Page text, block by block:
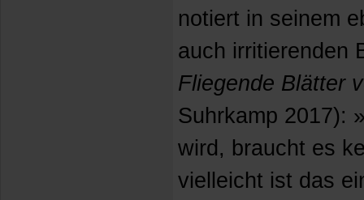
notiert in seinem
auch irritierenden
Fliegende Blätter
Suhrkamp 2017):
wird, braucht es
vielleicht ist das